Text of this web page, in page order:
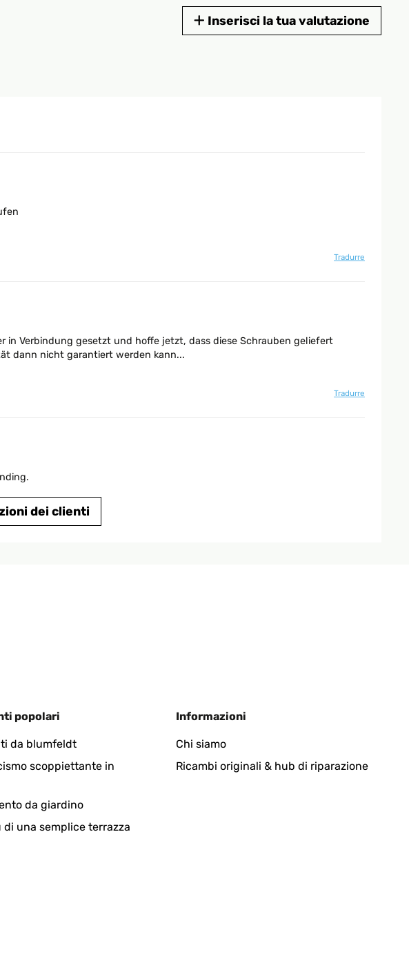
Inserisci la tua valutazione
Tradurre
Verbindung gesetzt und hoffe jetzt, dass diese Schrauben geliefert
dann nicht garantiert werden kann...
Tradurre
sind aber alles einfach zu handhaben. Ging relatif schnell! Kann ich nur
was Draussen steht, ist, war das für mich jetzt kein Problem.
dei clienti
popolari
da blumfeldt
scoppiettante in
da giardino
di una semplice terrazza
Informazioni
Chi siamo
Ricambi originali & hub di riparazione